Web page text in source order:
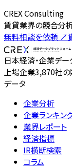
CREX Consulting
賃貸業界の競合分
無料相談を依頼 ↗
日本経済・企業デー
上場企業3,870社の
データ
企業分析
企業ランキン
業界レポート
経済指標
IR横断検索
コラム